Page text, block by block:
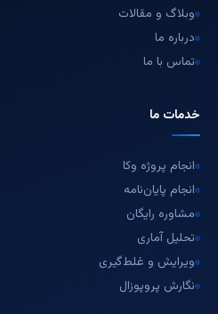
وبلاگ و مقالات
درباره ما
تماس با ما
خدمات ما
انجام پروژه وکا
انجام پایان‌نامه
مشاوره رایگان
تحلیل آماری
ویرایش و غلط‌گیری
نگارش پروپوزال